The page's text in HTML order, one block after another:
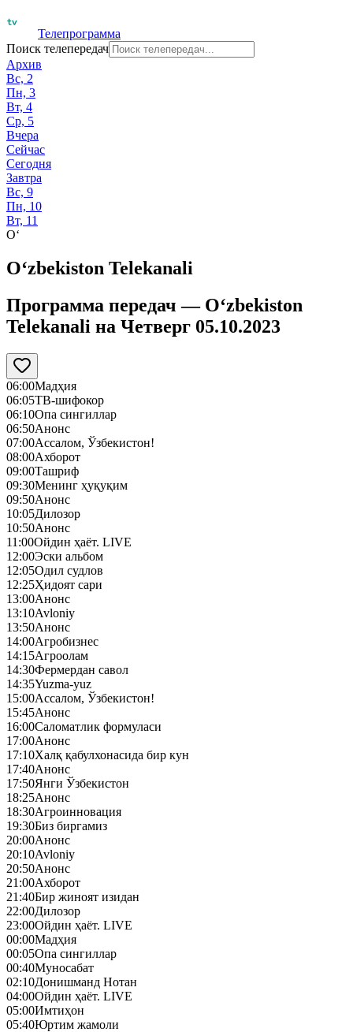
Телепрограмма
Поиск телепередач
Архив
Вс, 2
Пн, 3
Вт, 4
Ср, 5
Вчера
Сейчас
Сегодня
Завтра
Вс, 9
Пн, 10
Вт, 11
O‘
O‘zbekiston Telekanali
Программа передач — O‘zbekiston
Telekanali на Четверг 05.10.2023
06:00Мадҳия
06:05ТВ-шифокор
06:10Опа сингиллар
06:50Анонс
07:00Ассалом, Ўзбекистон!
08:00Ахборот
09:00Ташриф
09:30Менинг ҳуқуқим
09:50Анонс
10:05Дилозор
10:50Анонс
11:00Ойдин ҳаёт. LIVE
12:00Эски альбом
12:05Одил судлов
12:25Ҳидоят сари
13:00Анонс
13:10Avloniy
13:50Анонс
14:00Агробизнес
14:15Агроолам
14:30Фермердан савол
14:35Yuzma-yuz
15:00Ассалом, Ўзбекистон!
15:45Анонс
16:00Саломатлик формуласи
17:00Анонс
17:10Халқ қабулхонасида бир кун
17:40Анонс
17:50Янги Ўзбекистон
18:25Анонс
18:30Агроинновация
19:30Биз биргамиз
20:00Анонс
20:10Avloniy
20:50Анонс
21:00Ахборот
21:40Бир жиноят изидан
22:00Дилозор
23:00Ойдин ҳаёт. LIVE
00:00Мадҳия
00:05Опа сингиллар
00:40Муносабат
02:10Донишманд Нотан
04:00Ойдин ҳаёт. LIVE
05:00Имтиҳон
05:40Юртим жамоли